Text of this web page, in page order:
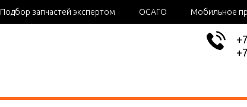
Подбор запчастей экспертом ОСАГО Мобильное